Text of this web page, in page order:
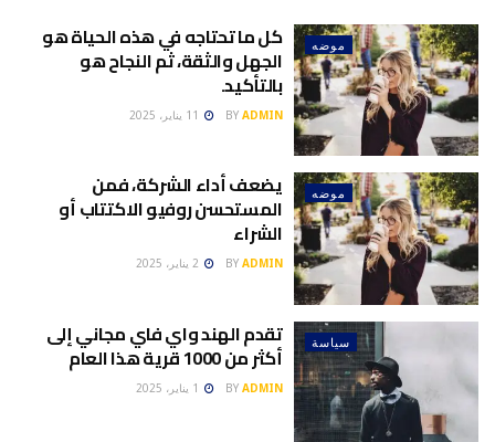
موضه كل ما تحتاجه في هذه الحياة هو
الجهل والثقة، ثم النجاح هو
بالتأكيد.
BY ADMIN
موضه يضعف أداء الشركة، فمن
المستحسن روفيو الاكتتاب أو
الشراء
BY ADMIN
سياسة تقدم الهند واي فاي مجاني إلى
أكثر من 1000 قرية هذا العام
BY ADMIN